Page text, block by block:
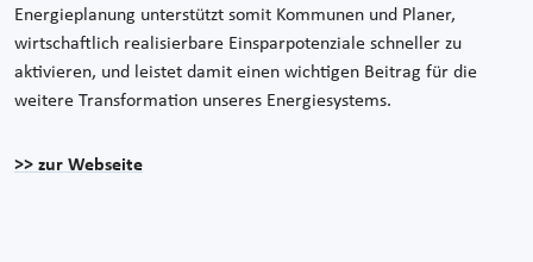
Energieplanung unterstützt somit Kommunen und Planer,
wirtschaftlich realisierbare Einsparpotenziale schneller zu
aktivieren, und leistet damit einen wichtigen Beitrag für die
weitere Transformation unseres Energiesystems.
>> zur Webseite